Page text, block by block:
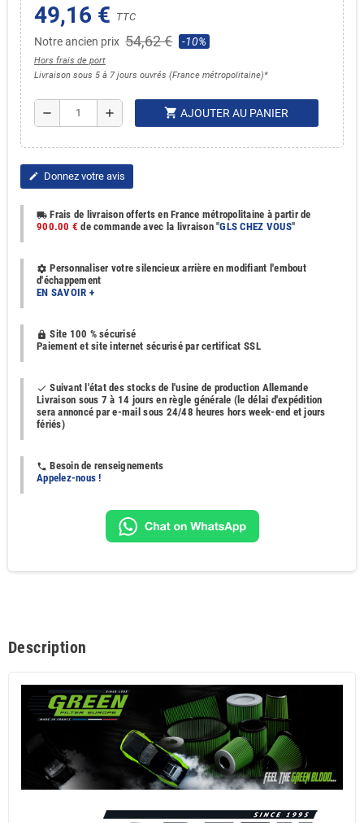
49,16 € TTC
Notre ancien prix 54,62 € -10%
Hors frais de port
Livraison sous 5 à 7 jours ouvrés (France métropolitaine)*
remove add shopping_cart AJOUTER AU PANIER
edit Donnez votre avis
local_shipping Frais de livraison offerts en France métropolitaine à partir de
900.00 € de commande avec la livraison "GLS CHEZ VOUS"
settings Personnaliser votre silencieux arrière en modifiant l'embout
d'échappement
EN SAVOIR +
https Site 100 % sécurisé
Paiement et site internet sécurisé par certificat SSL
done Suivant l'état des stocks de l'usine de production Allemande
Livraison sous 7 à 14 jours en règle générale (le délai d'expédition
sera annoncé par e-mail sous 24/48 heures hors week-end et jours
fériés)
phone Besoin de renseignements
Appelez-nous !
Description